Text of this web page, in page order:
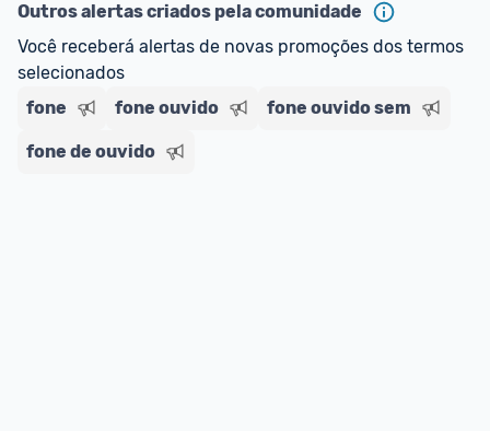
Outros alertas criados pela comunidade
Você receberá alertas de novas promoções dos termos
selecionados
fone
fone ouvido fone ouvido sem
fone de ouvido